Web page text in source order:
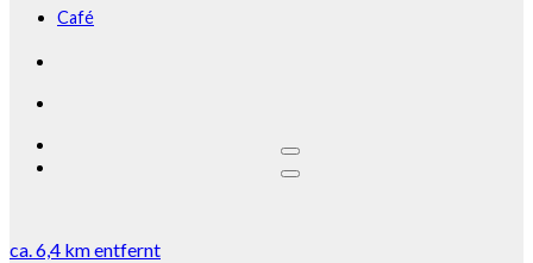
Café
ca.6,4 kmentfernt